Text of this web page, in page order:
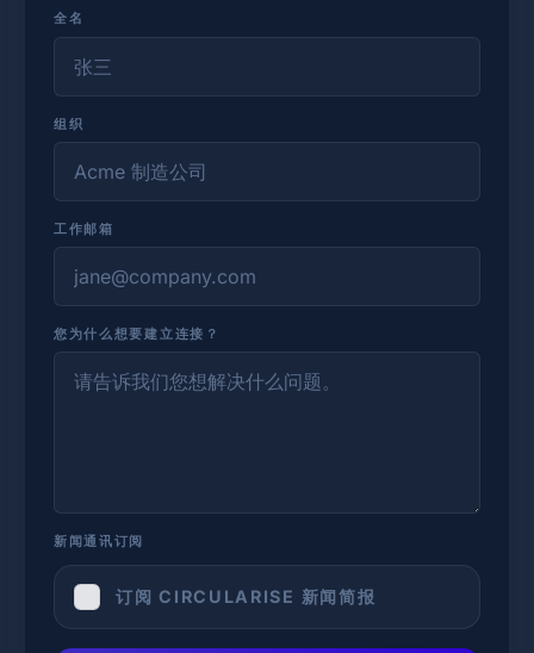
全名
组织
工作邮箱
您为什么想要建立连接？
新闻通讯订阅
订阅 CIRCULARISE 新闻简报